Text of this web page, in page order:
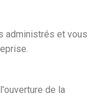
administrés et vous
de la